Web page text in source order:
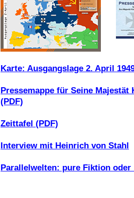
Karte: Ausgangslage 2. April
Pressemappe für Seine Majestät
(PDF)
Zeittafel (PDF)
Interview mit Heinrich von Stahl
Parallelwelten: pure Fiktion